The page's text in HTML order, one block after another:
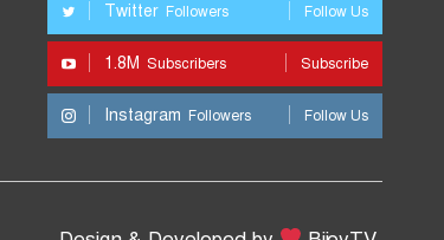
Twitter Followers Follow Us
1.8M Subscribers Subscribe
Instagram Followers Follow Us